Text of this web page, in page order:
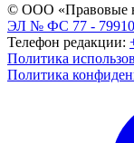
© ООО «Правовые
ЭЛ № ФС 77 - 79910
Телефон редакции:
Политика
Политика